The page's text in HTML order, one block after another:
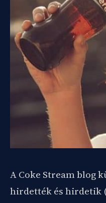
A Coke Stream blog
hirdették és hirdetik